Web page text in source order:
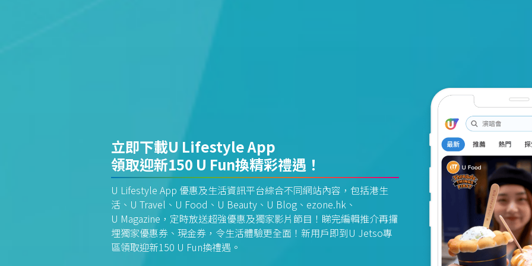
立即下載U Lifestyle App
領取迎新150 U Fun換精彩禮遇！
U Lifestyle App 優惠及生活資訊平台綜合不同網站內容，包括港生
活、U Travel、U Food、U Beauty、U Blog、ezone.hk、
U Magazine，定時放送超強優惠及獨家影片節目！睇完編輯推介再攞
埋獨家優惠券、現金券，令生活體驗更全面！新用戶即到U Jetso專
區領取迎新150 U Fun換禮遇。